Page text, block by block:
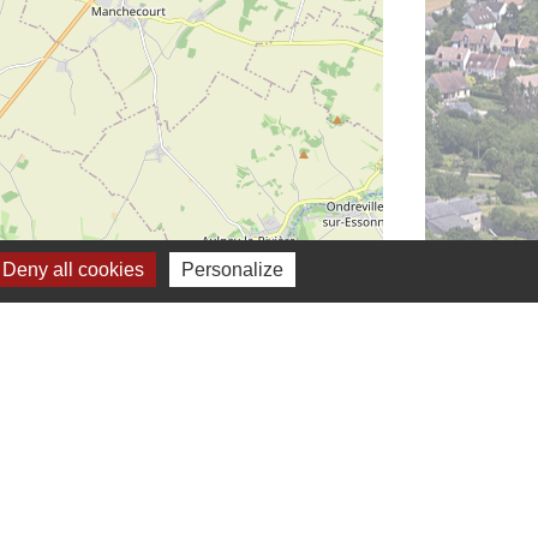
Deny all cookies Personalize